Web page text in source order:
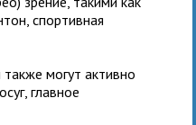
спортивная
могут активно
главное